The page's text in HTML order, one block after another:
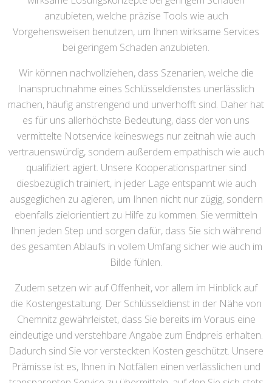
anzubieten, welche präzise Tools wie auch
Vorgehensweisen benutzen, um Ihnen wirksame Services
bei geringem Schaden anzubieten.
Wir können nachvollziehen, dass Szenarien, welche die
Inanspruchnahme eines Schlüsseldienstes unerlässlich
machen, häufig anstrengend und unverhofft sind. Daher hat
es für uns allerhöchste Bedeutung, dass der von uns
vermittelte Notservice keineswegs nur zeitnah wie auch
vertrauenswürdig, sondern außerdem empathisch wie auch
qualifiziert agiert. Unsere Kooperationspartner sind
diesbezüglich trainiert, in jeder Lage entspannt wie auch
ausgeglichen zu agieren, um Ihnen nicht nur zügig, sondern
ebenfalls zielorientiert zu Hilfe zu kommen. Sie vermitteln
Ihnen jeden Step und sorgen dafür, dass Sie sich während
des gesamten Ablaufs in vollem Umfang sicher wie auch im
Bilde fühlen.
Zudem setzen wir auf Offenheit, vor allem im Hinblick auf
die Kostengestaltung. Der Schlüsseldienst in der Nähe von
Chemnitz gewährleistet, dass Sie bereits im Voraus eine
eindeutige und verstehbare Angabe zum Endpreis erhalten.
Dadurch sind Sie vor versteckten Kosten geschützt. Unsere
Prämisse ist es, Ihnen in Notfällen einen verlässlichen und